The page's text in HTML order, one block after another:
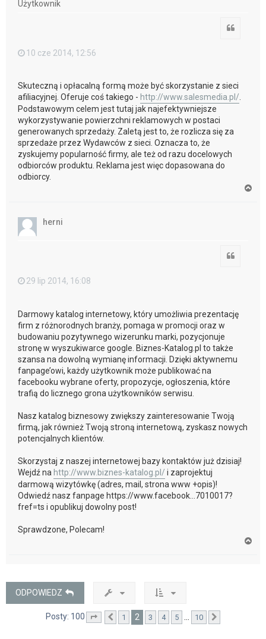
Użytkownik
10 cze 2014, 12:56
Skuteczną i opłacalną formą może być skorzystanie z sieci
afiliacyjnej. Oferuje coś takiego - http://www.salesmedia.pl/
Podstawowym celem jest tutaj jak najefektywniejsze
wykorzystywanie powierzchni reklamowych w postaci
generowanych sprzedaży. Zaletą jest to, że rozlicza się za
sprzedaże przez Wydawców z sieci. Oznacza to, że
zyskujemy popularność firmy, ale też od razu docelowych
odbiorców produktu. Reklama jest więc dopasowana do
odbiorcy.
herni
29 lip 2014, 16:08
Darmowy katalog internetowy, który umożliwia prezentację
firm z różnorodnych branży, pomaga w promocji oraz w
budowaniu pozytywnego wizerunku marki, pozycjonuje
stronę w wyszukiwarce google. Biznes-Katalog.pl to także
szansa na dowolną wymianę informacji. Dzięki aktywnemu
fanpage’owi, każdy użytkownik może publikować na
facebooku wybrane oferty, propozycje, ogłoszenia, które
trafią do licznego grona użytkowników serwisu.
Nasz katalog biznesowy zwiększy zainteresowanie Twoją
firmą, jak również Twoją stroną internetową, zyskasz nowych
potencjalnych klientów.
Skorzystaj z naszej internetowej bazy kontaktów już dzisiaj!
Wejdź na http://www.biznes-katalog.pl/ i zaprojektuj
darmową wizytówkę (adres, mail, strona www +opis)!
Odwiedź nasz fanpage https://www.facebook...7010017?
fref=ts i opublikuj dowolny post!
Sprawdzone, Polecam!
ODPOWIEDZ
Posty: 100 Strona 2 10
Poprzednia
1 2 3 4 5 10